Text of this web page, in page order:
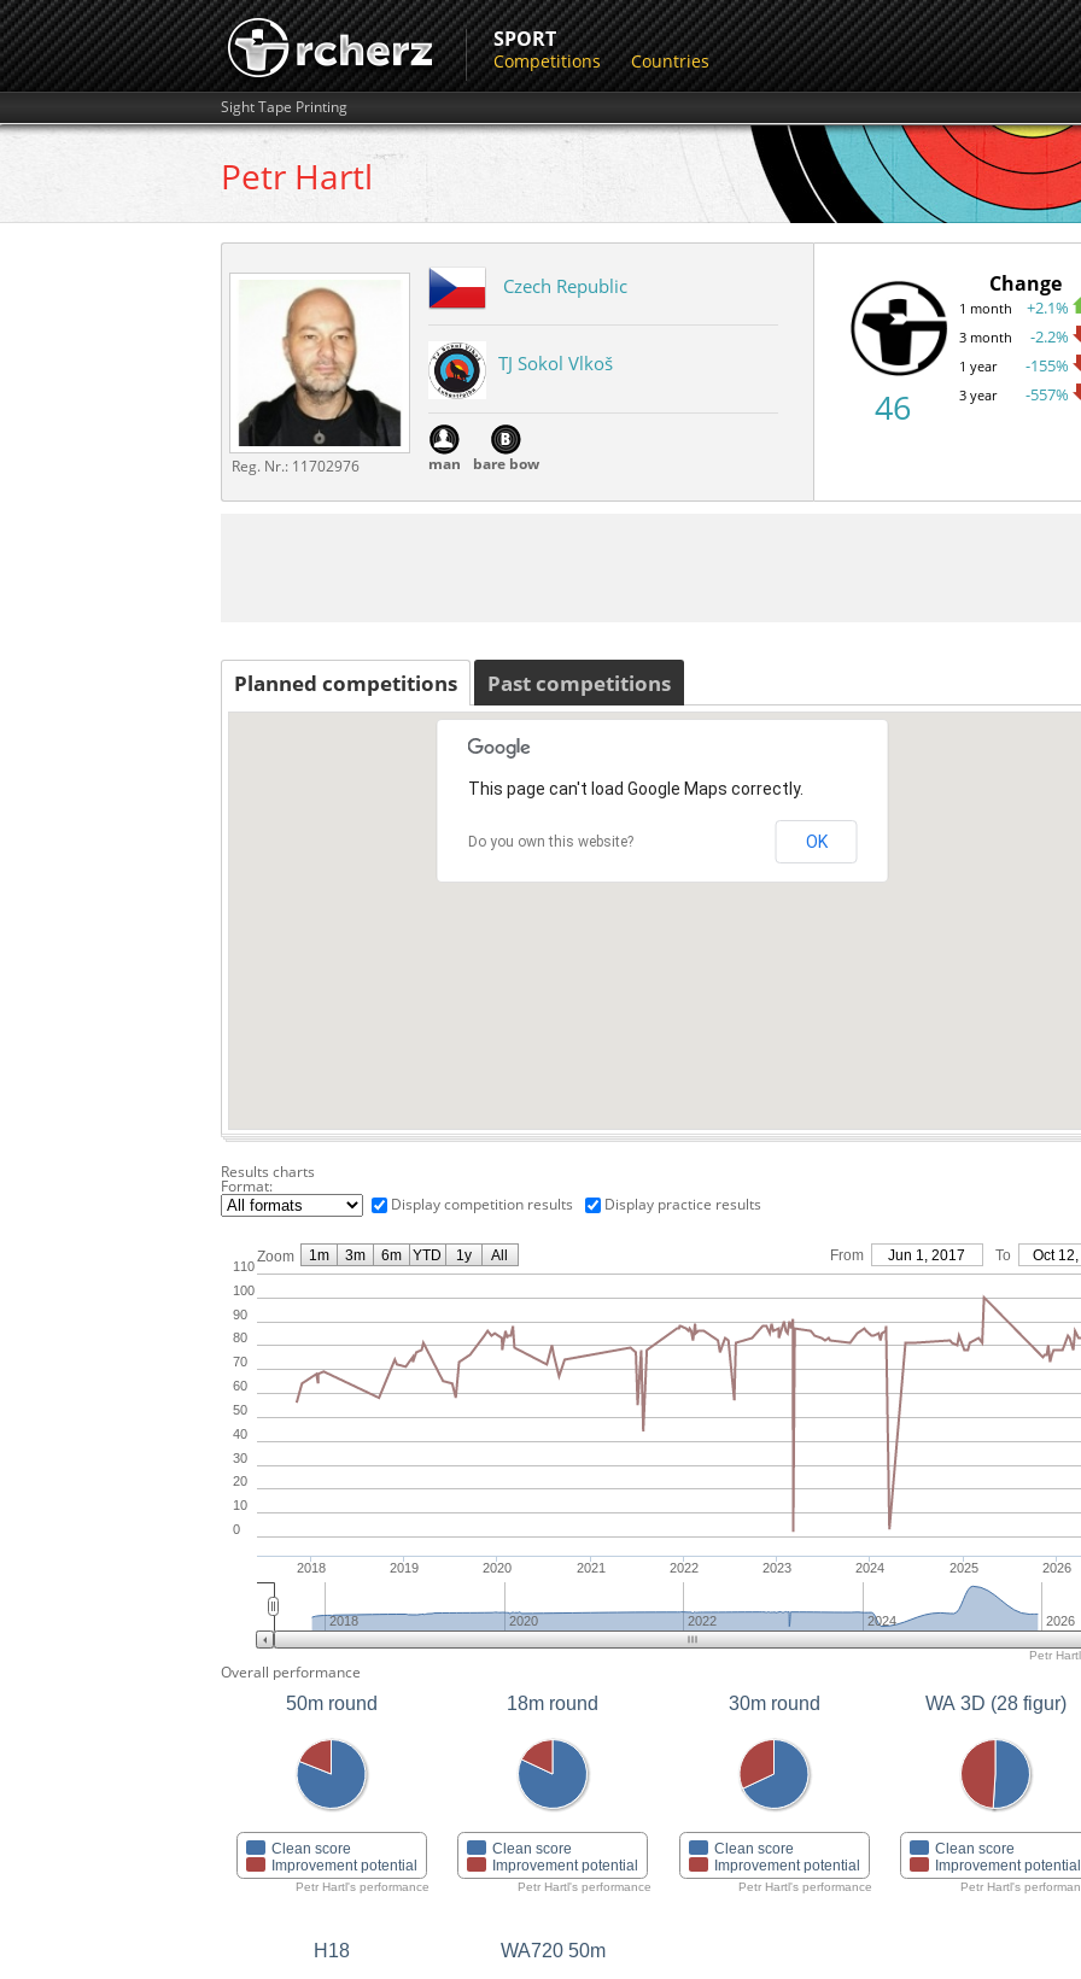
SPORT
Competitions Countries
Sight Tape Printing
Petr Hartl
Reg. Nr.: 11702976
Czech Republic
TJ Sokol Vlkoš
man bare bow
46
Change
1 month
3 month
1 year
3 year
+2.1%
-2.2%
-155%
-557%
Planned competitions Past competitions
This page can't load Google Maps correctly.
Do you own this website? OK
Results charts
Format:
Display competition results
Display practice results
Zoom From Jun 1, 2017 To Oct
2018 2019 2020 2021 2022 2023 2024 2025 2026
0
10
20
30
40
50
60
70
80
90
100
110
2018 2020 2022 2024 2026
1m 3m 6m YTD 1y All
Petr
Overall performance
50m round
Clean score
Improvement potential
Petr Hartl's performance
18m round
Clean score
Improvement potential
Petr Hartl's performance
30m round
Clean score
Improvement potential
Petr Hartl's performance
WA 3D (28 figur)
Clean score
Improvement potential
Petr Hartl's
H18 WA720 50m